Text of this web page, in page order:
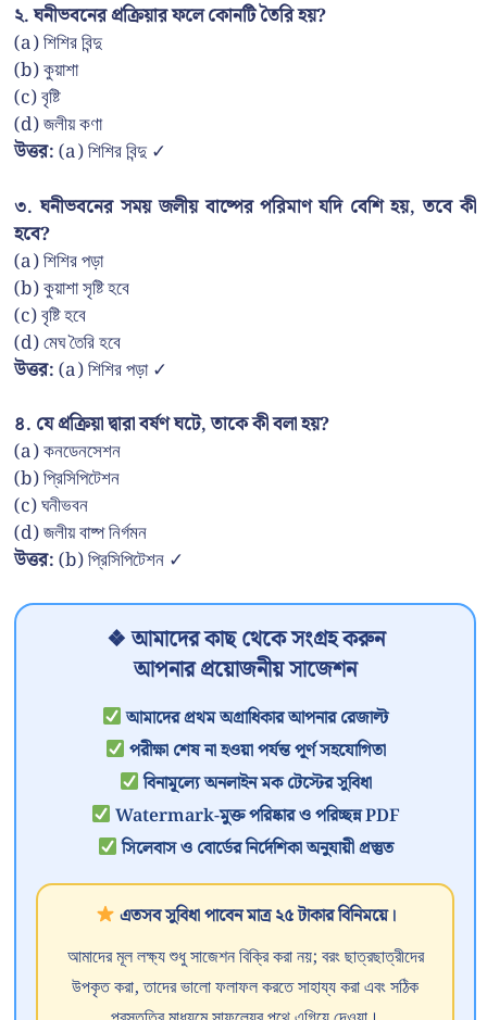
২. ঘনীভবনের প্রক্রিয়ার ফলে কোনটি তৈরি হয়?
(a) শিশির বিন্দু
(b) কুয়াশা
(c) বৃষ্টি
(d) জলীয় কণা
উত্তর:(a) শিশির বিন্দু ✓
৩. ঘনীভবনের সময় জলীয় বাষ্পের পরিমাণ যদি বেশি হয়, তবে কী
হবে?
(a) শিশির পড়া
(b) কুয়াশা সৃষ্টি হবে
(c) বৃষ্টি হবে
(d) মেঘ তৈরি হবে
উত্তর:(a) শিশির পড়া ✓
৪. যে প্রক্রিয়া দ্বারা বর্ষণ ঘটে, তাকে কী বলা হয়?
(a) কনডেনসেশন
(b) প্রিসিপিটেশন
(c) ঘনীভবন
(d) জলীয় বাষ্প নির্গমন
উত্তর:(b) প্রিসিপিটেশন ✓
❖ আমাদের কাছ থেকে সংগ্রহ করুন
আপনার প্রয়োজনীয় সাজেশন
আমাদের প্রথম অগ্রাধিকার আপনার রেজাল্ট
পরীক্ষা শেষ না হওয়া পর্যন্ত পূর্ণ সহযোগিতা
বিনামূল্যে অনলাইন মক টেস্টের সুবিধা
Watermark-মুক্ত পরিষ্কার ও পরিচ্ছন্ন PDF
সিলেবাস ও বোর্ডের নির্দেশিকা অনুযায়ী প্রস্তুত
এতসব সুবিধা পাবেন মাত্র ২৫ টাকার বিনিময়ে।
আমাদের মূল লক্ষ্য শুধু সাজেশন বিক্রি করা নয়; বরং ছাত্রছাত্রীদের
উপকৃত করা, তাদের ভালো ফলাফল করতে সাহায্য করা এবং সঠিক